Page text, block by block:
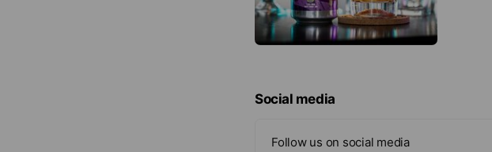
Social media
Follow us on social media